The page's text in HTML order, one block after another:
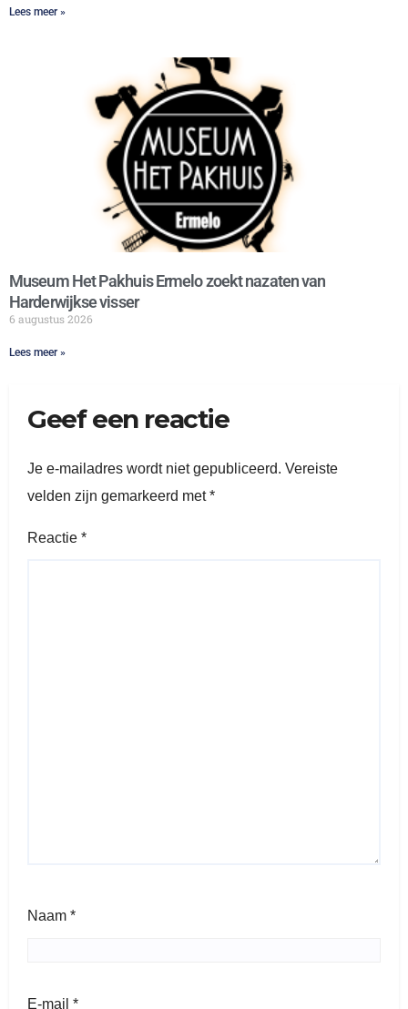
Lees meer »
Museum Het Pakhuis Ermelo zoekt nazaten van
Harderwijkse visser
6 augustus 2026
Lees meer »
Geef een reactie
Je e-mailadres wordt niet gepubliceerd. Vereiste
velden zijn gemarkeerd met*
Reactie *
Naam *
E-mail *